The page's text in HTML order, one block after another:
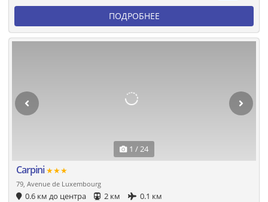
ПОДРОБНЕЕ
1 / 24
Carpini★★★
79, Avenue de Luxembourg
0.6 км до центра 2 км
0.1 км